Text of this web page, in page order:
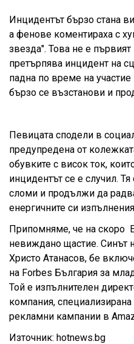
Инцидентът бързо стана
а фенове коментираха с
звезда". Това не е първият
претърпява инцидент на
падна по време на
бързо се възстанови и
Певицата сподели в
предупредена от
обувките с висок ток,
инцидентът се е случил.
сломи и продължи да
енергичните си
Припомняме, че на скоро
невиждано щастие. Синът
Христо Атанасов, бе
на Forbes България за
Той е изпълнителен
компания,
рекламни кампании в
Източник: hotnews.bg